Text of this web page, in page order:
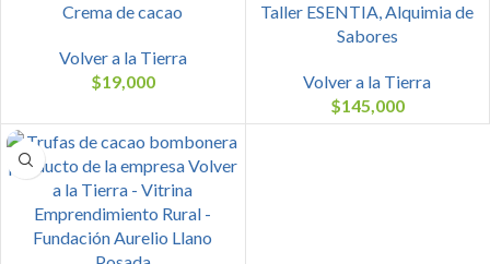
Crema de cacao
Volver a la Tierra
$19,000
Taller ESENTIA, Alquimia de
Sabores
Volver a la Tierra
$145,000